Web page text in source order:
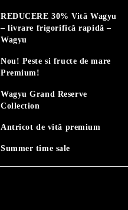
REDUCERE 30% Vită Wagyu
– livrare frigorifică rapidă –
Wagyu
Nou! Peste si fructe de mare
Premium!
Wagyu Grand Reserve
Collection
Antricot de vită premium
Summer time sale